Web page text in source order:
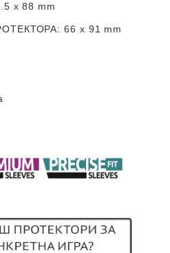
x 88 mm
: 66 x 91 mm